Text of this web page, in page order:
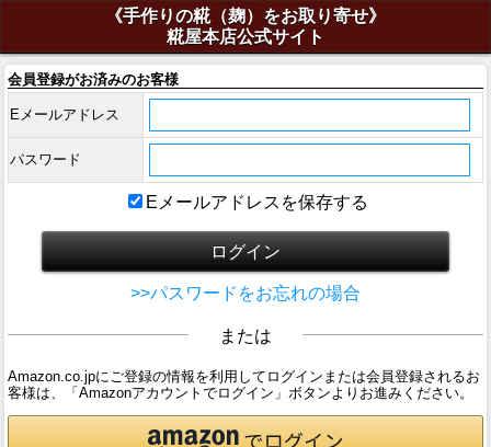
《手作りの糀（麹）をお取り寄せ》
糀屋本店公式サイト
会員登録がお済みのお客様
Eメールアドレス
パスワード
Eメールアドレスを保存する
>>パスワードをお忘れの場合
または
Amazon.co.jpにご登録の情報を利用してログインまたは会員登録されるお
客様は、「Amazonアカウントでログイン」ボタンよりお進みください。